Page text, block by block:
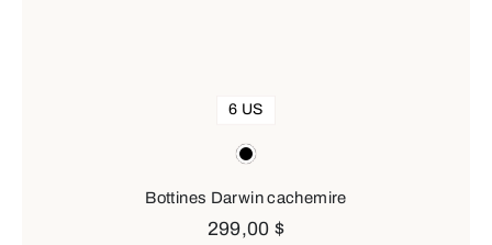
black
6 US
Bottines Darwin cachemire
299,00 $